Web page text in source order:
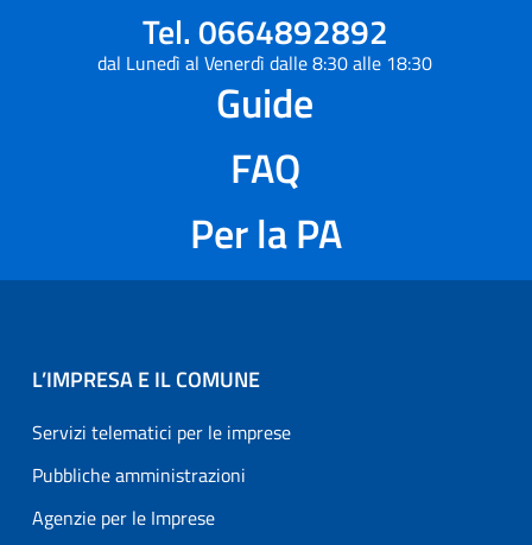
Tel. 0664892892
dal Lunedì al Venerdì dalle 8:30 alle 18:30
Guide
FAQ
Per la PA
L’IMPRESA E IL COMUNE
Servizi telematici per le imprese
Pubbliche amministrazioni
Agenzie per le Imprese